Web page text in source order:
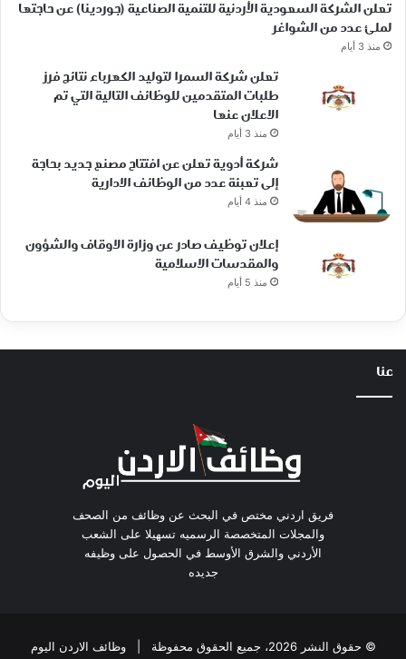
تعلن الشركة السعودية الأردنية للتنمية الصناعية (جوردينا) عن حاجتها
لملئ عدد من الشواغر
منذ 3 أيام
تعلن شركة السمرا لتوليد الكهرباء نتائج فرز
طلبات المتقدمين للوظائف التالية التي تم
الاعلان عنها
منذ 3 أيام
شركة أدوية تعلن عن افتتاح مصنع جديد بحاجة
إلى تعبئة عدد من الوظائف الادارية
منذ 4 أيام
إعلان توظيف صادر عن وزارة الاوقاف والشؤون
والمقدسات الاسلامية
منذ 5 أيام
عنا
فريق اردني مختص في البحث عن وظائف من الصحف
والمجلات المتخصصة الرسميه تسهيلا على الشعب
الأردني والشرق الأوسط في الحصول على وظيفه
جديده
© حقوق النشر 2026، جميع الحقوق محفوظة | وظائف الاردن اليوم